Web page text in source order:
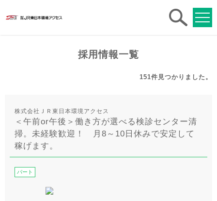
採用情報一覧
151件 見つかりました。
株式会社ＪＲ東日本環境アクセス
＜午前or午後＞働き方が選べる検診センター清
掃。未経験歓迎！ 月8～10日休みで安定して
稼げます。
パート